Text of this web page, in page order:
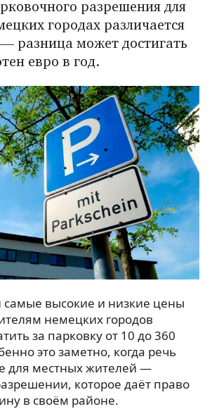
разрешения для
городах различается
разница может достигать
евро в год.
самые высокие и низкие цены
немецких городов
за парковку от 10 до 360
это заметно, когда речь
для местных жителей —
которое даёт право
в своём районе.